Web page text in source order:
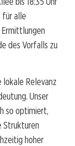
für alle
des Vorfalls zu
lokale Relevanz
Unser
so optimiert,
Strukturen
hoher